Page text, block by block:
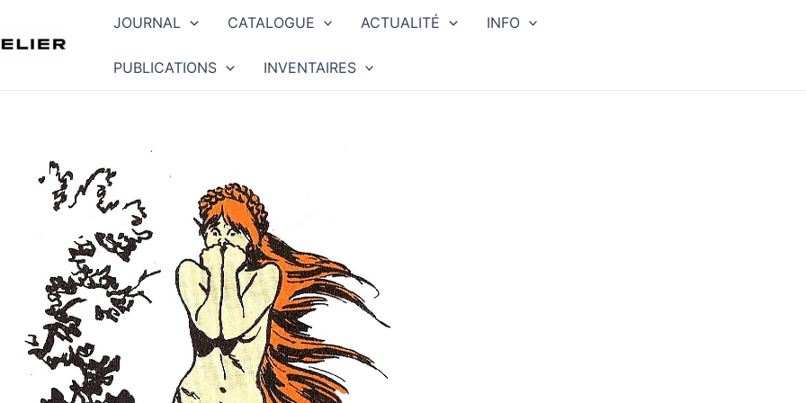
JOURNAL CATALOGUE ACTUALITÉ INFO
PUBLICATIONS INVENTAIRES